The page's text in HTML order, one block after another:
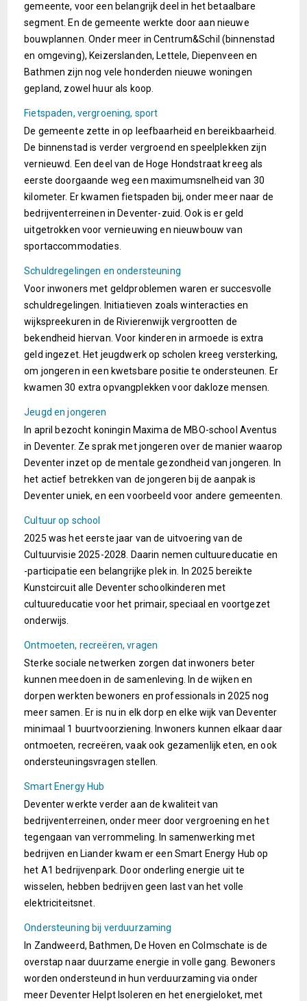
gemeente, voor een belangrijk deel in het betaalbare
segment. En de gemeente werkte door aan nieuwe
bouwplannen. Onder meer in Centrum&Schil (binnenstad
en omgeving), Keizerslanden, Lettele, Diepenveen en
Bathmen zijn nog vele honderden nieuwe woningen
gepland, zowel huur als koop.
Fietspaden, vergroening, sport
De gemeente zette in op leefbaarheid en bereikbaarheid.
De binnenstad is verder vergroend en speelplekken zijn
vernieuwd. Een deel van de Hoge Hondstraat kreeg als
eerste doorgaande weg een maximumsnelheid van 30
kilometer. Er kwamen fietspaden bij, onder meer naar de
bedrijventerreinen in Deventer-zuid. Ook is er geld
uitgetrokken voor vernieuwing en nieuwbouw van
sportaccommodaties.
Schuldregelingen en ondersteuning
Voor inwoners met geldproblemen waren er succesvolle
schuldregelingen. Initiatieven zoals winteracties en
wijkspreekuren in de Rivierenwijk vergrootten de
bekendheid hiervan. Voor kinderen in armoede is extra
geld ingezet. Het jeugdwerk op scholen kreeg versterking,
om jongeren in een kwetsbare positie te ondersteunen. Er
kwamen 30 extra opvangplekken voor dakloze mensen.
Jeugd en jongeren
In april bezocht koningin Maxima de MBO-school Aventus
in Deventer. Ze sprak met jongeren over de manier waarop
Deventer inzet op de mentale gezondheid van jongeren. In
het actief betrekken van de jongeren bij de aanpak is
Deventer uniek, en een voorbeeld voor andere gemeenten.
Cultuur op school
2025 was het eerste jaar van de uitvoering van de
Cultuurvisie 2025-2028. Daarin nemen cultuureducatie en
-participatie een belangrijke plek in. In 2025 bereikte
Kunstcircuit alle Deventer schoolkinderen met
cultuureducatie voor het primair, speciaal en voortgezet
onderwijs.
Ontmoeten, recreëren, vragen
Sterke sociale netwerken zorgen dat inwoners beter
kunnen meedoen in de samenleving. In de wijken en
dorpen werkten bewoners en professionals in 2025 nog
meer samen. Er is nu in elk dorp en elke wijk van Deventer
minimaal 1 buurtvoorziening. Inwoners kunnen elkaar daar
ontmoeten, recreëren, vaak ook gezamenlijk eten, en ook
ondersteuningsvragen stellen.
Smart Energy Hub
Deventer werkte verder aan de kwaliteit van
bedrijventerreinen, onder meer door vergroening en het
tegengaan van verrommeling. In samenwerking met
bedrijven en Liander kwam er een Smart Energy Hub op
het A1 bedrijvenpark. Door onderling energie uit te
wisselen, hebben bedrijven geen last van het volle
elektriciteitsnet.
Ondersteuning bij verduurzaming
In Zandweerd, Bathmen, De Hoven en Colmschate is de
overstap naar duurzame energie in volle gang. Bewoners
worden ondersteund in hun verduurzaming via onder
meer Deventer Helpt Isoleren en het energieloket, met